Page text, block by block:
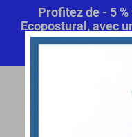
Profitez de - 5
Ecopostural, avec
offert! Code